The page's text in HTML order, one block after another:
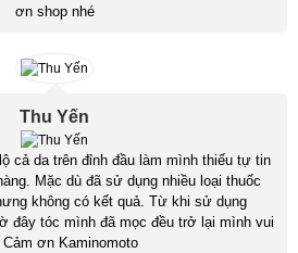
ơn shop nhé
Thu Yến
cả da trên đỉnh đầu làm mình thiếu tự tin
Mặc dù đã sử dụng nhiều loại thuốc
không có kết quả. Từ khi sử dụng
đây tóc mình đã mọc đều trở lại mình vui
Cảm ơn Kaminomoto